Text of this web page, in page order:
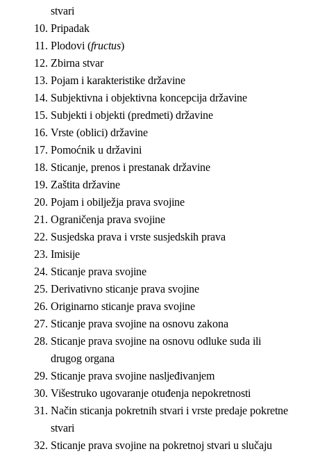
stvari
Pripadak
Plodovi (fructus)
Zbirna stvar
Pojam i karakteristike državine
Subjektivna i objektivna koncepcija državine
Subjekti i objekti (predmeti) državine
Vrste (oblici) državine
Pomoćnik u državini
Sticanje, prenos i prestanak državine
Zaštita državine
Pojam i obilježja prava svojine
Ograničenja prava svojine
Susjedska prava i vrste susjedskih prava
Imisije
Sticanje prava svojine
Derivativno sticanje prava svojine
Originarno sticanje prava svojine
Sticanje prava svojine na osnovu zakona
Sticanje prava svojine na osnovu odluke suda ili
drugog organa
Sticanje prava svojine nasljeđivanjem
Višestruko ugovaranje otuđenja nepokretnosti
Način sticanja pokretnih stvari i vrste predaje pokretne
stvari
Sticanje prava svojine na pokretnoj stvari u slučaju